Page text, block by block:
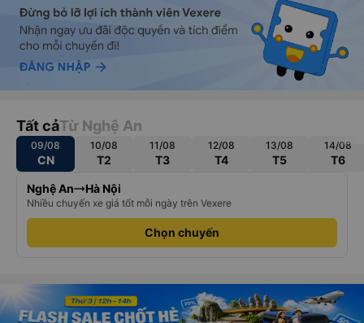
Tất cảTừ Nghệ An
09/08
CN
10/08
T2
11/08
T3
12/08
T4
13/08
T5
14/08
T6
Nghệ An Hà Nội
Nhiều chuyến xe giá tốt mỗi ngày trên Vexere
Chọn chuyến